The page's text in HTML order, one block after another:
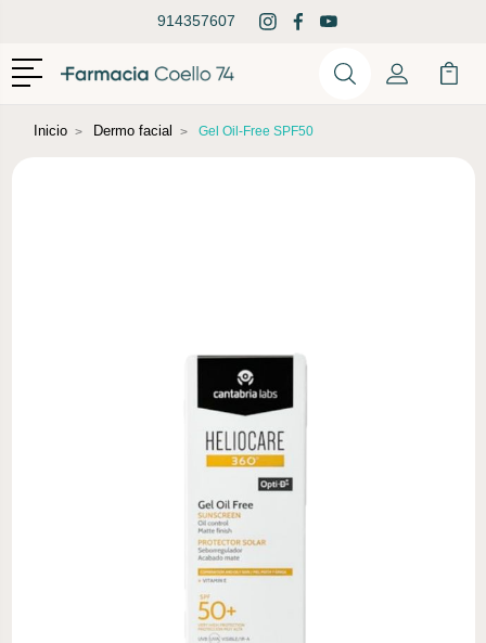
914357607
Menú
BuscarMi Cuenta
Mi
Inicio Dermo facial Gel Oil-Free SPF50